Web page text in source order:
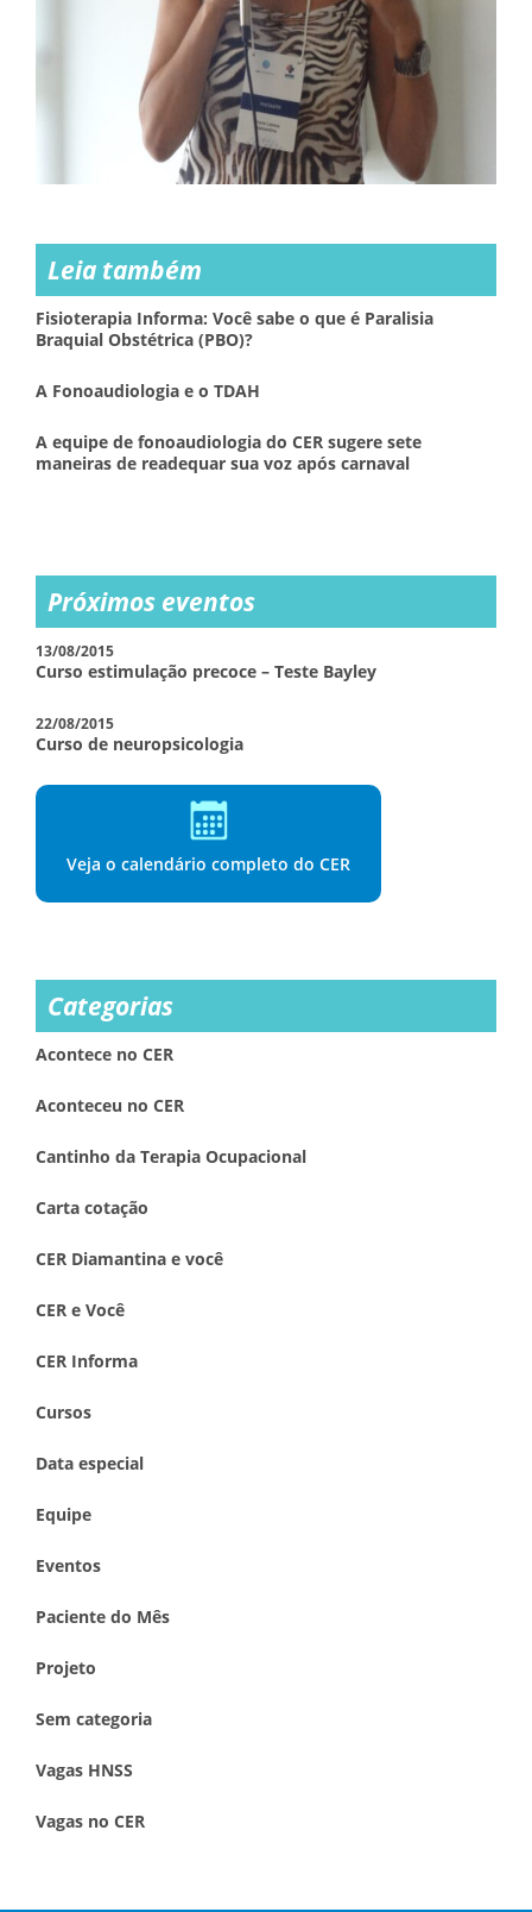
Leia também
Fisioterapia Informa: Você sabe o que é Paralisia
Braquial Obstétrica (PBO)?
A Fonoaudiologia e o TDAH
A equipe de fonoaudiologia do CER sugere sete
maneiras de readequar sua voz após carnaval
Próximos eventos
13/08/2015
Curso estimulação precoce – Teste Bayley
22/08/2015
Curso de neuropsicologia
Veja o calendário completo do CER
Categorias
Acontece no CER
Aconteceu no CER
Cantinho da Terapia Ocupacional
Carta cotação
CER Diamantina e você
CER e Você
CER Informa
Cursos
Data especial
Equipe
Eventos
Paciente do Mês
Projeto
Sem categoria
Vagas HNSS
Vagas no CER